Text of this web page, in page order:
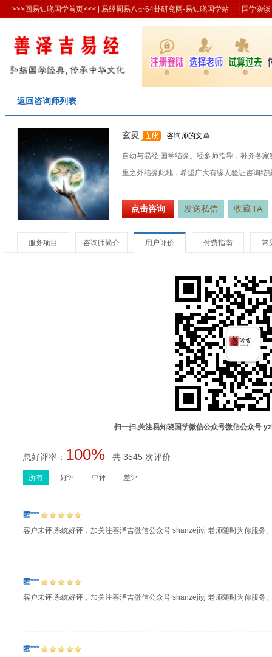
>>>回易知晓国学首页<<< | 易经周易八卦64卦研究网-易知晓国学站 | 国学杂谈
返回咨询师列表
玄灵 咨询师的文章
自幼与易经 国学结缘。经多师指导，补齐各
里之外结缘此地，希望广大有缘人验证咨询结
点击咨询 发送私信 收藏TA
服务项目 咨询师简介 用户评价 付费指南 常
扫一扫,关注易知晓国学微信公众号微信公众号
总好评率： 100% 共 3545 次评价
所有 好评 中评 差评
匿***
客户未评,系统好评，加关注善泽吉微信公众号 shanzejiyj 老师随时为你服务
匿***
客户未评,系统好评，加关注善泽吉微信公众号 shanzejiyj 老师随时为你服务
匿***